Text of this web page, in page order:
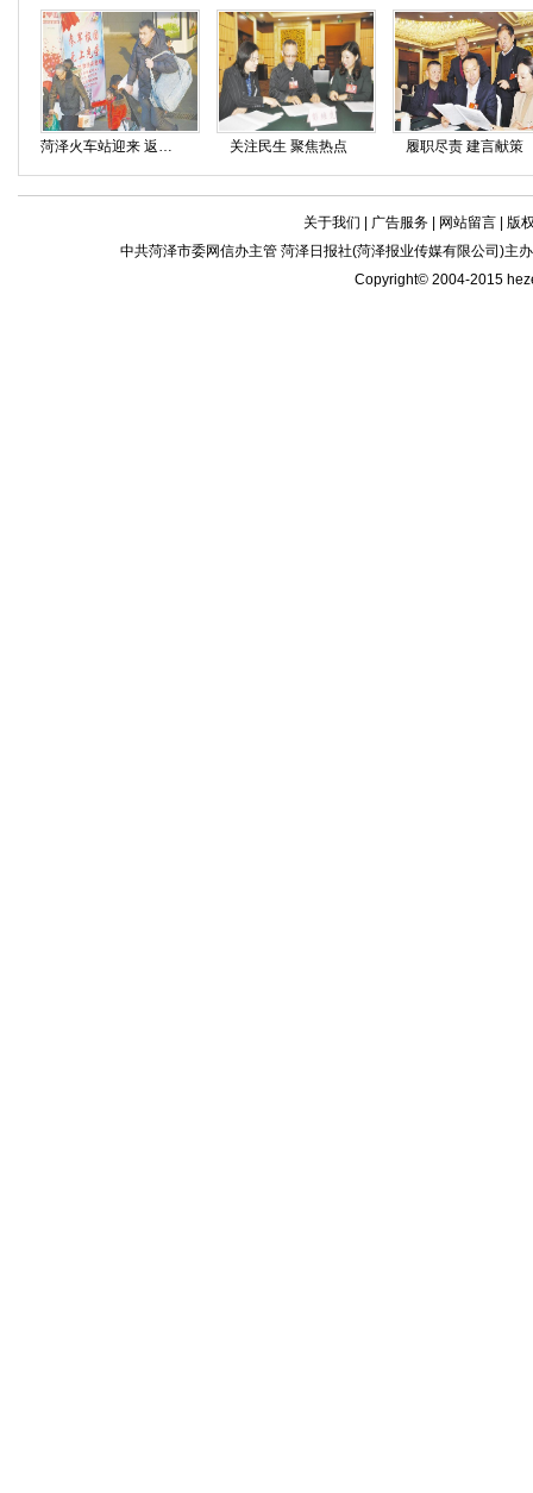
菏泽火车站迎来 返乡客流高峰 关注民生 聚焦热点 履职尽责 建言献策
关于我们 广告服务| 网站留言| 版
中共菏泽市委网信办主管 菏泽日报社(菏泽报业传媒有限公司)主
Copyright© 2004-2015